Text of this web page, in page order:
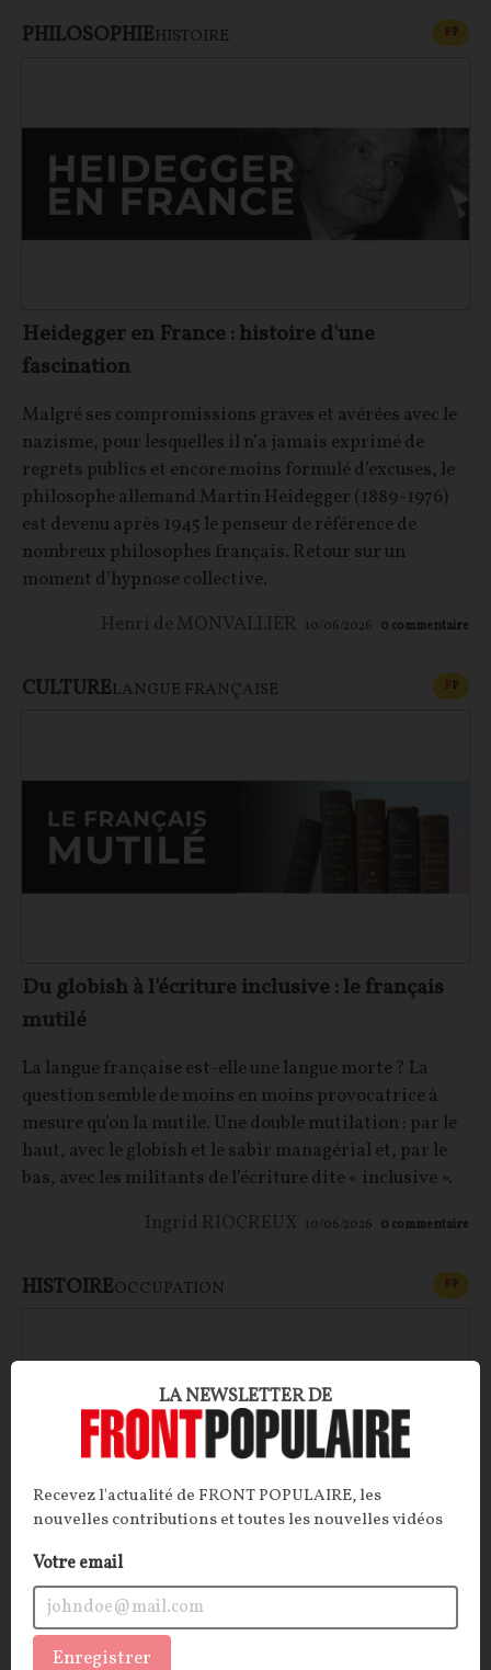
PHILOSOPHIEHISTOIRE FP
Heidegger en France : histoire d'une
fascination
Malgré ses compromissions graves et avérées avec le
nazisme, pour lesquelles il n’a jamais exprimé de
regrets publics et encore moins formulé d’excuses, le
philosophe allemand Martin Heidegger (1889-1976)
est devenu après 1945 le penseur de référence de
nombreux philosophes français. Retour sur un
moment d’hypnose collective.
Henri de MONVALLIER 10/06/2026 0 commentaire
CULTURELANGUE FRANÇAISE FP
Du globish à l'écriture inclusive : le français
mutilé
La langue française est-elle une langue morte ? La
question semble de moins en moins provocatrice à
mesure qu’on la mutile. Une double mutilation : par le
haut, avec le globish et le sabir managérial et, par le
bas, avec les militants de l’écriture dite « inclusive ».
Ingrid RIOCREUX 10/06/2026 0 commentaire
HISTOIREOCCUPATION FP
Les affinités inavouables : Mitterrand et Ernst
Jünger
LA NEWSLETTER DE
Recevez l'actualité de FRONT POPULAIRE, les
nouvelles contributions et toutes les nouvelles vidéos
Votre email
Enregistrer